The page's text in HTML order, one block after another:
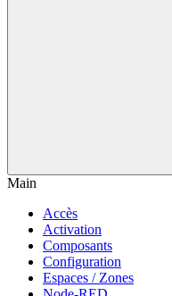
Main
Accès
Activation
Composants
Configuration
Espaces / Zones